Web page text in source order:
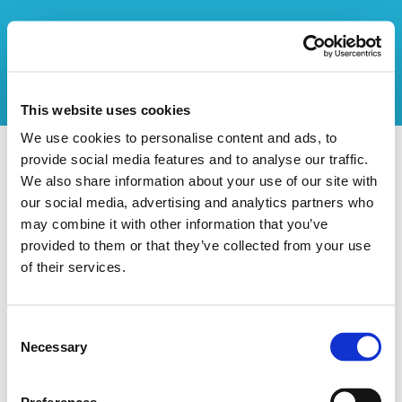
This website uses cookies
We use cookies to personalise content and ads, to
provide social media features and to analyse our traffic.
We also share information about your use of our site with
our social media, advertising and analytics partners who
may combine it with other information that you’ve
provided to them or that they’ve collected from your use
of their services.
Selection
Necessary
Call International
Données de l'organisateur
Nom de l'organisation:Call International
Rue:Drève Richelle
Call International est un organisme de formation en
langues et communication tous publics. Des stages à